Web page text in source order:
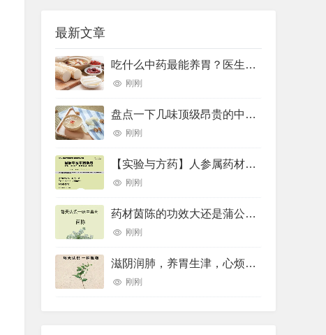
最新文章
吃什么中药最能养胃？医生推荐了10种——
刚刚
盘点一下几味顶级昂贵的中药材
刚刚
【实验与方药】人参属药材的差示扫描量热法鉴别研究
刚刚
药材茵陈的功效大还是蒲公英的功效大(药材草果功效(药材草果功效与作用))
刚刚
滋阴润肺，养胃生津，心烦口罩，睡眠不好用的一个中药煮水喝就可以
刚刚